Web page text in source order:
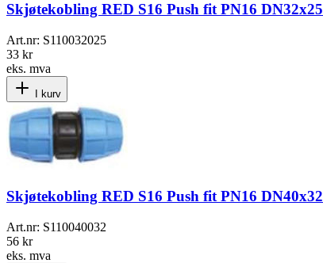
Skjøtekobling RED S16 Push fit PN16 DN32x25
Art.nr: S110032025
33 kr
eks. mva
I kurv
Skjøtekobling RED S16 Push fit PN16 DN40x32
Art.nr: S110040032
56 kr
eks. mva